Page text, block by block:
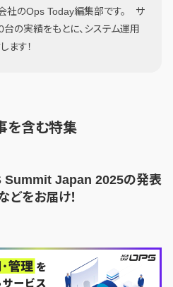
社のOps Today編集部です。 サ
の実績をもとに、システム運用
ます！
を含む特集
Summit Japan 2025の発表
どをお届け！